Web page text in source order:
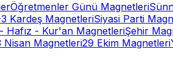
Öğretmenler Günü Magnetleri
Kardeş MagnetleriSiyasi Parti
Hafız - Kur'an MagnetleriŞehir
Nisan Magnetleri29 Ekim Magnetleri